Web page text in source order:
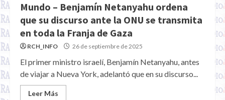
Mundo – Benjamín Netanyahu ordena
que su discurso ante la ONU se transmita
en toda la Franja de Gaza
RCH_INFO 26 de septiembre de 2025
El primer ministro israelí, Benjamín Netanyahu, antes
de viajar a Nueva York, adelantó que en su discurso...
Leer Más